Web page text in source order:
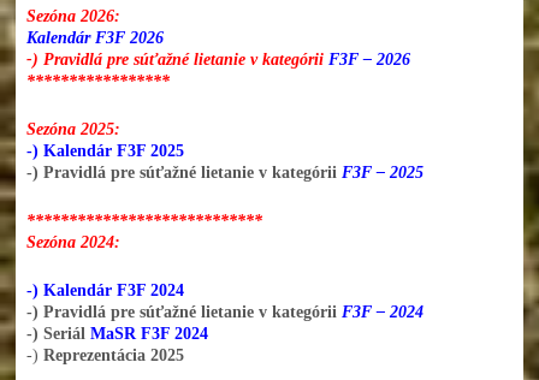
Sezóna 2026:
Kalendár F3F 2026
-) Pravidlá pre súťažné lietanie v kategórii F3F – 2026
*****************
Sezóna 2025:
-) Kalendár F3F 2025
-) Pravidlá pre súťažné lietanie v kategórii F3F – 2025
****************************
Sezóna 2024:
-) Kalendár F3F 2024
-) Pravidlá pre súťažné lietanie v kategórii F3F – 2024
-) Seriál MaSR F3F 2024
-) Reprezentácia 2025